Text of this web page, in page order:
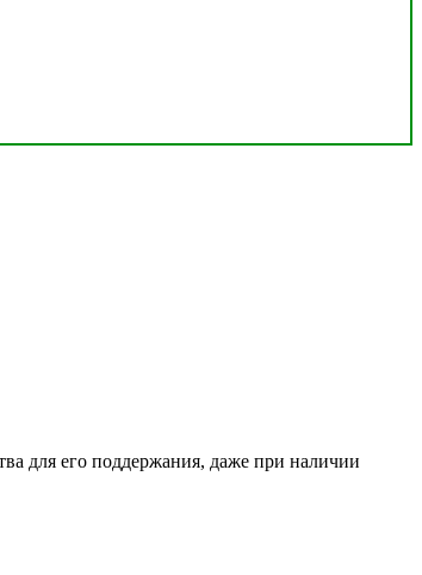
для его поддержания, даже при наличии